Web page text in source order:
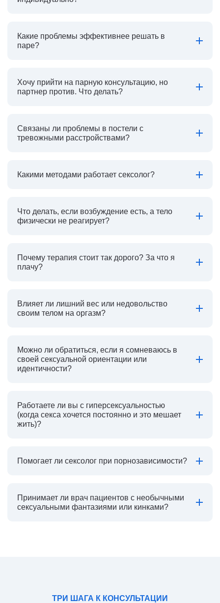
Какие проблемы эффективнее решать в
паре?
Хочу прийти на парную консультацию, но
партнер против. Что делать?
Связаны ли проблемы в постели с
тревожными расстройствами?
Какими методами работает сексолог?
Что делать, если возбуждение есть, а тело
физически не реагирует?
Почему терапия стоит так дорого? За что я
плачу?
Влияет ли лишний вес или недовольство
своим телом на оргазм?
Можно ли обратиться, если я сомневаюсь в
своей сексуальной ориентации или
идентичности?
Работаете ли вы с гиперсексуальностью
(когда секса хочется постоянно и это мешает
жить)?
Помогает ли сексолог при порнозависимости?
Принимает ли врач пациентов с необычными
сексуальными фантазиями или кинками?
ТРИ ШАГА К КОНСУЛЬТАЦИИ